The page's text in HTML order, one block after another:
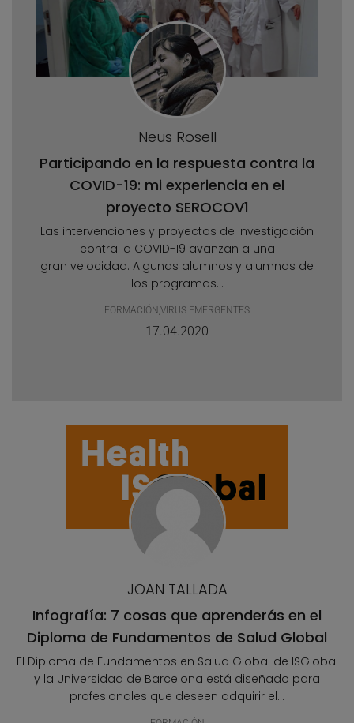
Neus Rosell
Participando en la respuesta contra la
COVID-19: mi experiencia en el
proyecto SEROCOV1
Las intervenciones y proyectos de investigación
contra la COVID-19 avanzan a una
gran velocidad. Algunas alumnos y alumnas de
los programas...
FORMACIÓN ,VIRUS EMERGENTES
17.04.2020
JOAN TALLADA
Infografía: 7 cosas que aprenderás en el
Diploma de Fundamentos de Salud Global
El Diploma de Fundamentos en Salud Global de ISGlobal
y la Universidad de Barcelona está diseñado para
profesionales que deseen adquirir el...